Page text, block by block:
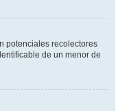
potenciales recolectores
de un menor de